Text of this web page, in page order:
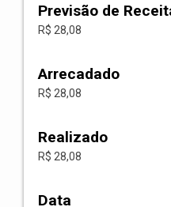
Previsão de
R$ 28,08
Arrecadado
R$ 28,08
Realizado
R$ 28,08
Data